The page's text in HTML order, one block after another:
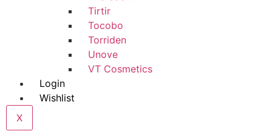
Tirtir
Tocobo
Torriden
Unove
VT Cosmetics
Login
Wishlist
X